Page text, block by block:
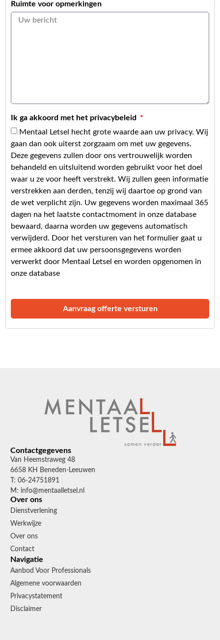
Ruimte voor opmerkingen
Ik ga akkoord met het privacybeleid
Mentaal Letsel hecht grote waarde aan uw privacy. Wij
gaan dan ook uiterst zorgzaam om met uw gegevens.
Deze gegevens zullen door ons vertrouwelijk worden
behandeld en uitsluitend worden gebruikt voor het doel
waar u ze voor heeft verstrekt. Wij zullen geen informatie
verstrekken aan derden, tenzij wij daartoe op grond van
de wet verplicht zijn. Uw gegevens worden maximaal 365
dagen na het laatste contactmoment in onze database
bewaard, daarna worden uw gegevens automatisch
verwijderd. Door het versturen van het formulier gaat u
ermee akkoord dat uw persoonsgegevens worden
verwerkt door Mentaal Letsel en worden opgenomen in
onze database
Aanvraag offerte versturen
Contactgegevens
Van Heemstraweg 48
6658 KH Beneden-Leeuwen
T: 06-24751891
M: info@mentaalletsel.nl
Over ons
Dienstverlening
Werkwijze
Over ons
Contact
Navigatie
Aanbod Voor Professionals
Algemene voorwaarden
Privacystatement
Disclaimer